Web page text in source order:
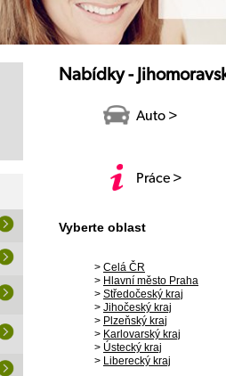
Nabídky -
Auto >
Práce >
Vyberte oblast
> Celá ČR
> Hlavní město Praha
> Středočeský kraj
> Jihočeský kraj
> Plzeňský kraj
> Karlovarský kraj
> Ústecký kraj
> Liberecký kraj